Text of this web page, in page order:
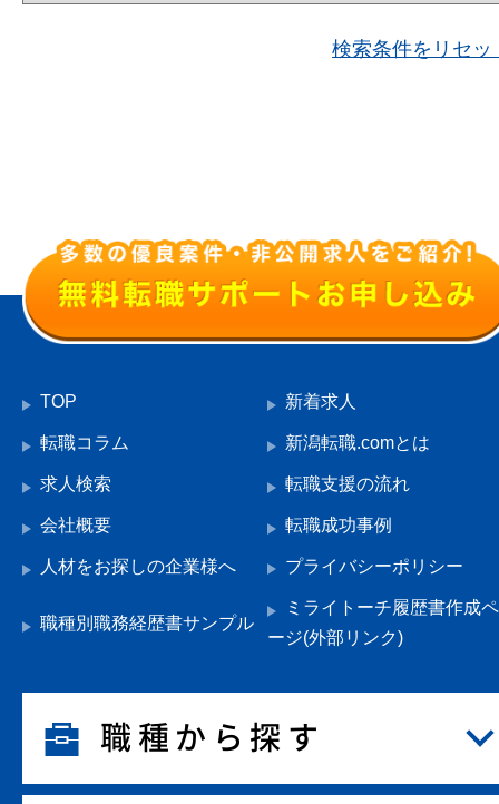
検索条件をリセッ
TOP 新着求人
転職コラム 新潟転職.comとは
求人検索 転職支援の流れ
会社概要 転職成功事例
人材をお探しの企業様へ プライバシーポリシー
職種別職務経歴書サンプル
ミライトーチ履歴書作成ペ
ージ(外部リンク)
職種から探す